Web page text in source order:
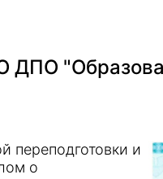
ДПО
переподготовки и
о